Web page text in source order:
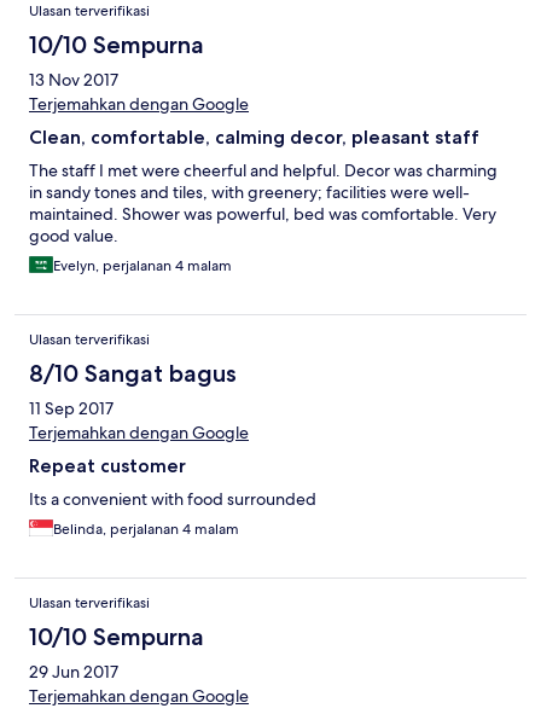
Ulasan terverifikasi
10/10 Sempurna
13 Nov 2017
Terjemahkan dengan Google
Clean, comfortable, calming decor, pleasant staff
The staff I met were cheerful and helpful. Decor was charming
in sandy tones and tiles, with greenery; facilities were well-
maintained. Shower was powerful, bed was comfortable. Very
good value.
Evelyn, perjalanan 4 malam
Ulasan terverifikasi
8/10 Sangat bagus
11 Sep 2017
Terjemahkan dengan Google
Repeat customer
Its a convenient with food surrounded
Belinda, perjalanan 4 malam
Ulasan terverifikasi
10/10 Sempurna
29 Jun 2017
Terjemahkan dengan Google